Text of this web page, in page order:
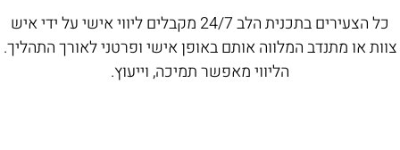
כל הצעירים בתכנית הלב 24/7 מקבלים ליווי אישי על ידי איש
צוות או מתנדב המלווה אותם באופן אישי ופרטני לאורך התהליך.
הליווי מאפשר תמיכה, וייעוץ.